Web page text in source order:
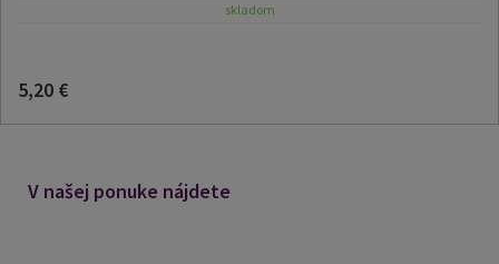
skladom
5,20 €
V našej ponuke nájdete